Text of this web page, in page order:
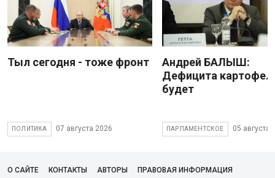
Тыл сегодня - тоже фронт
ПОЛИТИКА 07 августа 2026
Андрей БАЛЫШ:
Дефицита
будет
ПАРЛАМЕНТСКОЕ 05 августа
О САЙТЕ КОНТАКТЫ АВТОРЫ ПРАВОВАЯ ИНФОРМАЦИЯ